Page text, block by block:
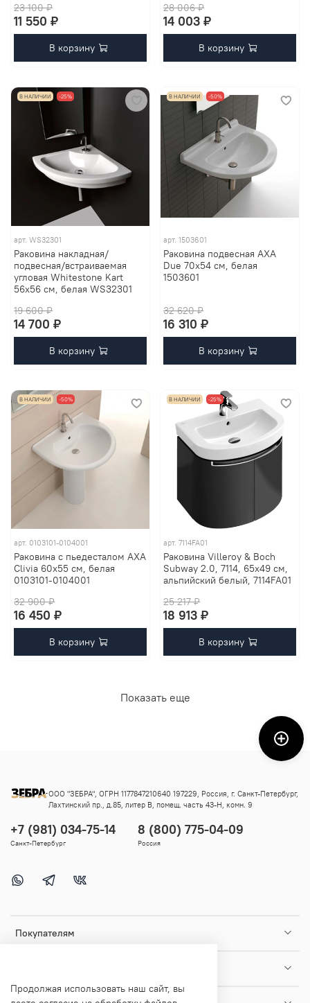
23 100 ₽
11 550 ₽
В корзину
28 006 ₽
14 003 ₽
В корзину
В НАЛИЧИИ -25%
арт.WS32301
Раковина накладная/
подвесная/встраиваемая
угловая Whitestone Kart
56х56 см, белая WS32301
19 600 ₽
14 700 ₽
В корзину
В НАЛИЧИИ -50%
арт.1503601
Раковина подвесная AXA
Due 70x54 см, белая
1503601
32 620 ₽
16 310 ₽
В корзину
В НАЛИЧИИ -50%
арт. 0103101-0104001
Раковина с пьедесталом AXA
Clivia 60х55 см, белая
0103101-0104001
32 900 ₽
16 450 ₽
В корзину
В НАЛИЧИИ -25%
арт.7114FA01
Pаковина Villeroy & Boch
Subway 2.0, 7114, 65x49 см,
альпийский белый, 7114FA01
25 217 ₽
18 913 ₽
В корзину
Показать еще
Покупателям
+7 (981) 034-75-14
Санкт-Петербург
8 (800) 775-04-09
Россия
ООО "ЗЕБРА", ОГРН 1177847210640 197229, Россия, г. Санкт-Петербург,
Лахтинский пр., д.85, литер В, помещ. часть 43-Н, комн. 9
Продолжая использовать наш сайт, вы